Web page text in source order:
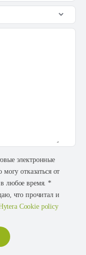
электронные
отказаться от
любое время. *
что прочитал и
Cookie policy